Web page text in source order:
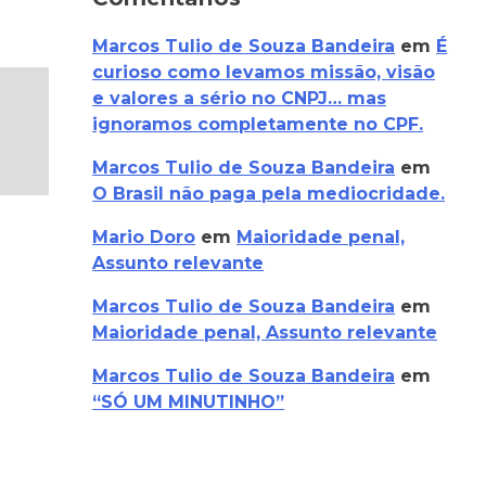
Marcos Tulio de Souza Bandeira em É
curioso como levamos missão, visão
e valores a sério no CNPJ… mas
ignoramos completamente no CPF.
Marcos Tulio de Souza Bandeira em
O Brasil não paga pela mediocridade.
Mario Doro em Maioridade penal,
Assunto relevante
Marcos Tulio de Souza Bandeira em
Maioridade penal, Assunto relevante
Marcos Tulio de Souza Bandeira em
“SÓ UM MINUTINHO”